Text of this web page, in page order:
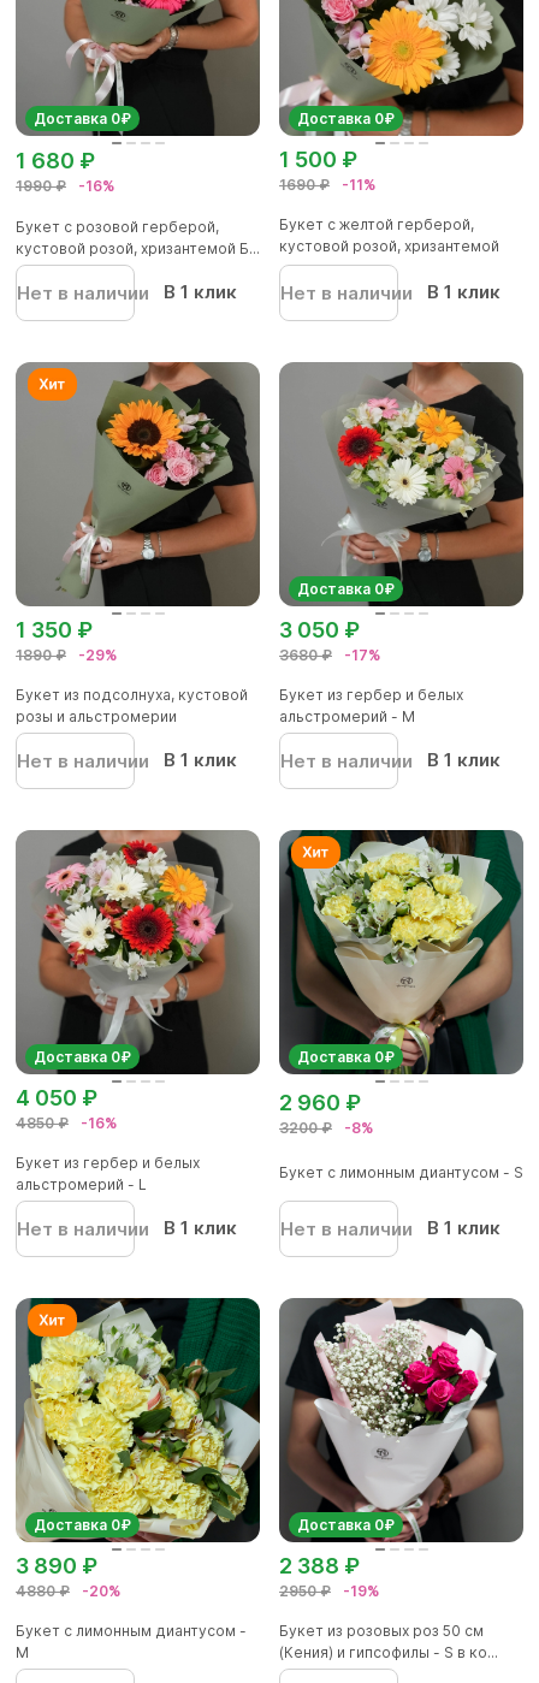
Доставка 0₽
1990 ₽ -16%
1 680 ₽
Букет с розовой герберой,
кустовой розой, хризантемой Б...
Нет в наличии В 1 клик
Доставка 0₽
1690 ₽ -11%
1 500 ₽
Букет с желтой герберой,
кустовой розой, хризантемой
Ба...
Нет в наличии В 1 клик
1890 ₽ -29%
1 350 ₽
Букет из подсолнуха, кустовой
розы и альстромерии
Нет в наличии В 1 клик
Доставка 0₽
3680 ₽ -17%
3 050 ₽
Букет из гербер и белых
альстромерий - М
Нет в наличии В 1 клик
Доставка 0₽
4850 ₽ -16%
4 050 ₽
Букет из гербер и белых
альстромерий - L
Нет в наличии В 1 клик
Доставка 0₽
3200 ₽ -8%
2 960 ₽
Букет с лимонным диантусом - S
Нет в наличии В 1 клик
Доставка 0₽
4880 ₽ -20%
3 890 ₽
Букет с лимонным диантусом -
M
Доставка 0₽
2950 ₽ -19%
2 388 ₽
Букет из розовых роз 50 см
(Кения) и гипсофилы - S в ко...